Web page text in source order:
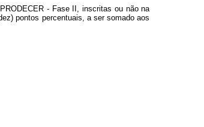
- Fase II, inscritas ou não na
pontos percentuais, a ser somado aos